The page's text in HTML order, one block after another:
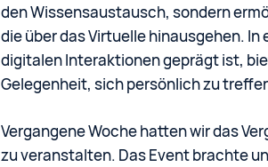
den Wissensaustausch, sondern
die über das Virtuelle hinausgehen.
digitalen Interaktionen geprägt ist,
Gelegenheit, sich persönlich zu
Vergangene Woche hatten wir das
zu veranstalten. Das Event brachte